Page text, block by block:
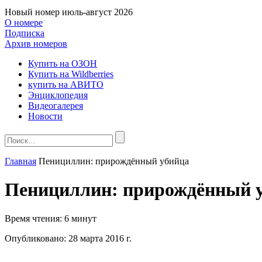
Новый номер июль-август 2026
О номере
Подписка
Архив номеров
Купить на ОЗОН
Купить на Wildberries
купить на АВИТО
Энциклопедия
Видеогалерея
Новости
Главная Пенициллин: прирождённый убийца
Пенициллин: прирождённый
Время чтения: 6 минут
Опубликовано: 28 марта 2016 г.